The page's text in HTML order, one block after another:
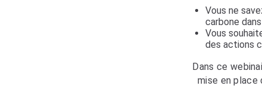
Vous ne
carbone
Vous
des actions
Dans ce
mise en place